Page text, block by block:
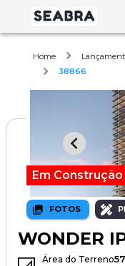
Home
38866
FOTOS
Em Construção
WONDER
Área do Terreno